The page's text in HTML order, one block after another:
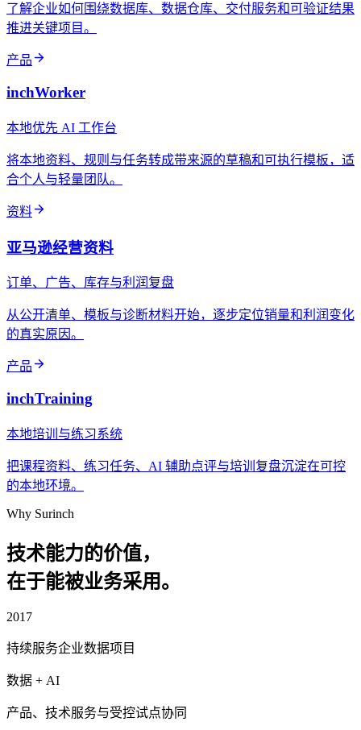
了解企业如何围绕数据库、数据仓库、交付服务和可验证结果
推进关键项目。
产品
inchWorker
本地优先 AI 工作台
将本地资料、规则与任务转成带来源的草稿和可执行模板，适
合个人与轻量团队。
资料
亚马逊经营资料
订单、广告、库存与利润复盘
从公开清单、模板与诊断材料开始，逐步定位销量和利润变化
的真实原因。
产品
inchTraining
本地培训与练习系统
把课程资料、练习任务、AI 辅助点评与培训复盘沉淀在可控
的本地环境。
Why Surinch
技术能力的价值，
在于能被业务采用。
2017
持续服务企业数据项目
数据 + AI
产品、技术服务与受控试点协同